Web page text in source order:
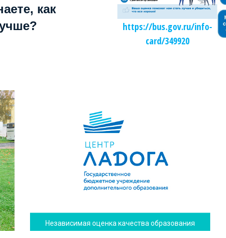
как
https://bus.gov.ru/info-
card/349920